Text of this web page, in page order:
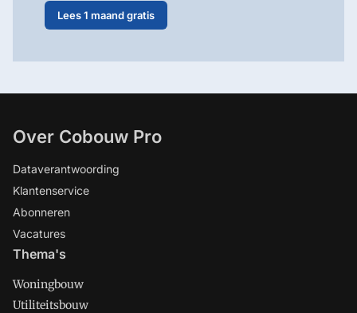
Lees 1 maand gratis
Over Cobouw Pro
Dataverantwoording
Klantenservice
Abonneren
Vacatures
Thema's
Woningbouw
Utiliteitsbouw